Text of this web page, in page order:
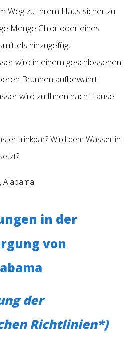
Weg zu Ihrem Haus sicher zu
Menge Chlor oder eines
hinzugefügt.
wird in einem geschlossenen
Brunnen aufbewahrt.
wird zu Ihnen nach Hause
trinkbar? Wird dem Wasser in
Alabama
in der
von
der
Richtlinien*)